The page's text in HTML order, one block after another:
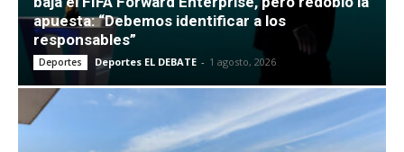
apuesta: “Debemos identificar a los
responsables”
Deportes Deportes EL DEBATE - 1 agosto, 2026